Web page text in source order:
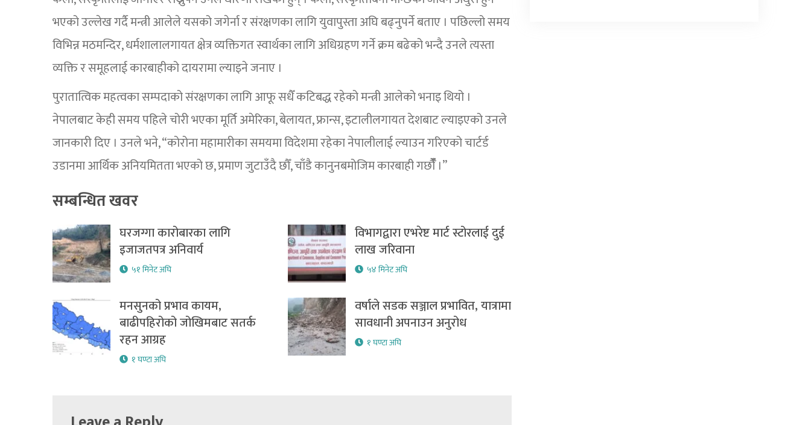
भएको उल्लेख गर्दै मन्त्री आलेले यसको जगेर्ना र संरक्षणका लागि युवापुस्ता अघि बढ्नुपर्ने बताए । पछिल्लो समय
विभिन्न मठमन्दिर, धर्मशालालगायत क्षेत्र व्यक्तिगत स्वार्थका लागि अधिग्रहण गर्ने क्रम बढेको भन्दै उनले त्यस्ता
व्यक्ति र समूहलाई कारबाहीको दायरामा ल्याइने जनाए ।
पुरातात्विक महत्वका सम्पदाको संरक्षणका लागि आफू सधैँ कटिबद्ध रहेको मन्त्री आलेको भनाइ थियो ।
नेपालबाट केही समय पहिले चोरी भएका मूर्ति अमेरिका, बेलायत, फ्रान्स, इटालीलगायत देशबाट ल्याइएको उनले
जानकारी दिए । उनले भने, “कोरोना महामारीका समयमा विदेशमा रहेका नेपालीलाई ल्याउन गरिएको चार्टर्ड
उडानमा आर्थिक अनियमितता भएको छ, प्रमाण जुटाउँदै छौँ, चाँडै कानुनबमोजिम कारबाही गर्छौँँ ।”
सम्बन्धित खवर
घरजग्गा कारोबारका लागि
इजाजतपत्र अनिवार्य
५१ मिनेट अघि
विभागद्वारा एभरेष्ट मार्ट स्टोरलाई दुई
लाख जरिवाना
५४ मिनेट अघि
मनसुनको प्रभाव कायम,
बाढीपहिरोको जोखिमबाट सतर्क
रहन आग्रह
१ घण्टा अघि
वर्षाले सडक सञ्जाल प्रभावित, यात्रामा
सावधानी अपनाउन अनुरोध
१ घण्टा अघि